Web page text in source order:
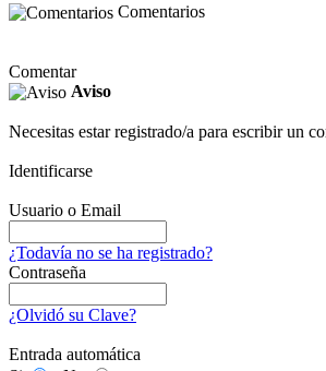
Comentarios
Comentar
Aviso
Necesitas estar registrado/a para escribir un
Identificarse
Usuario o Email
¿Todavía no se ha registrado?
Contraseña
¿Olvidó su Clave?
Entrada automática